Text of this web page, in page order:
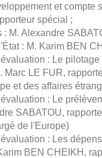
et compte
spécial ;
M. Alexandre
: M. Karim BEN
: Le
LE FUR,
et des affaires
: Le
SABATOU,
de l'Europe)
: Les
BEN CHEIKH,